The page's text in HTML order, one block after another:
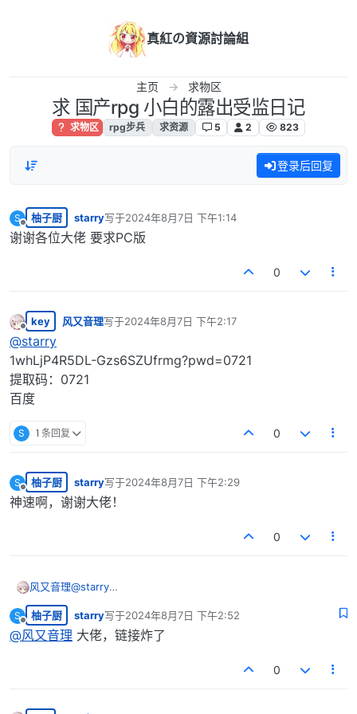
真紅の資源討論組
主页 求物区
求 国产rpg 小白的露出受监日记
求物区 rpg步兵 求资源 5 2 823
登录后回复
S
离线
柚子厨 starry写于2024年8月7日 下午1:14
最后由 编辑
谢谢各位大佬 要求PC版
0
离线
key 风又音理写于2024年8月7日 下午2:17
最后由 编辑
@starry
1whLjP4R5DL-Gzs6SZUfrmg?pwd=0721
提取码：0721
百度
S 1 条回复 0
S
离线
柚子厨 starry写于2024年8月7日 下午2:29
最后由 编辑
神速啊，谢谢大佬！
0
风又音理@starry
提取码：0721
百度
S
离线
柚子厨 starry写于2024年8月7日 下午2:52
最后由 编辑
@风又音理 大佬，链接炸了
0